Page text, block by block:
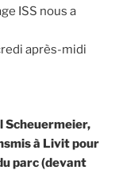
ISS nous a
après-midi
Scheuermeier,
à Livit pour
parc (devant